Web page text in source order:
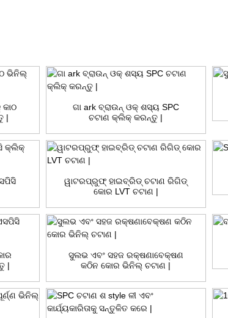
|
ଗା ark ବ୍ରାଉନ୍ ଓକ୍ ଶସ୍ୟ SPC
ଚଟାଣ କ୍ଲିକ୍ କରନ୍ତୁ |
ୱାଟରପ୍ରୁଫ୍ ହାଇବ୍ରିଡ୍ ଚଟାଣ ରିଗିଡ୍
କୋର LVT ଚଟାଣ |
|
ସୁଲଭ ଏବଂ ସହଜ ରକ୍ଷଣାବେକ୍ଷଣ
କଠିନ କୋର ଭିନିଲ୍ ଚଟାଣ |